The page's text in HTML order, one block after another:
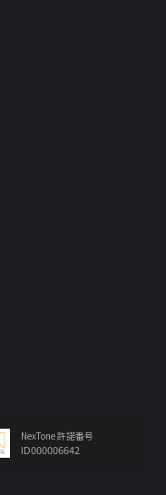
NexTone 許諾番号
ID000006642